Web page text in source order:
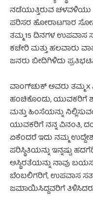
ನಡೆಯುತ್ತಿರುವ ಚಳವಳಿಯು
ಪರಿಸರ ಹೋರಾಟಗಾರ
ತಮ್ಮ 15 ದಿನಗಳ ಉಪವಾಸ
ಕಚೇರಿ ಮತ್ತು ಹಲವಾರು
ಜನರು ಬೀದಿಗಿಳಿದು
ವಾಂಗ್‌ಚುಕ್ ಅವರು ತಮ್ಮ
ಹಂಚಿಕೊಂಡು, ಯುವಕರಿಗೆ
ಮತ್ತು ಹಿಂಸೆಯನ್ನು
ಯುವಕರಿಗೆ ನನ್ನ ವಿನಂತಿ,
ಏಕೆಂದರೆ ಇದು ನಮ್ಮ
ಪರಿಸ್ಥಿತಿಯನ್ನು ಇನ್ನಷ್ಟು
ಅಸ್ಥಿರತೆಯನ್ನು ನಾವು
ಬೆಂಬಲಿಗರಿಗೆ, ಉಪವಾಸ
ಜಮಾಯಿಸಿದ್ದವರಿಗೆ